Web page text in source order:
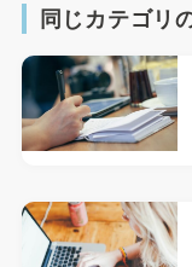
同じカテゴリ